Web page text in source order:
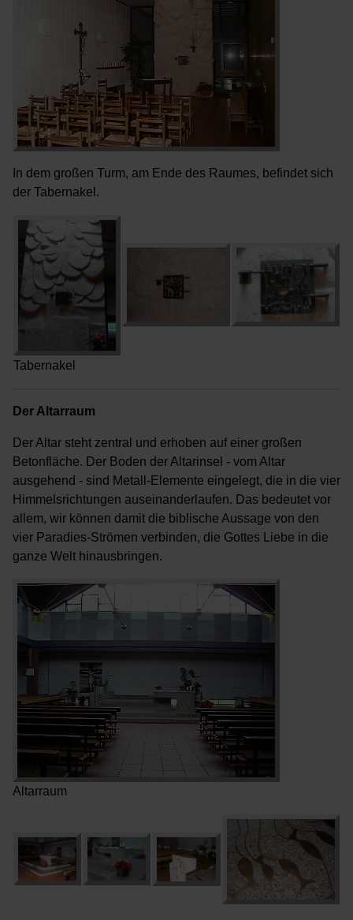
In dem großen Turm, am Ende des Raumes, befindet sich
der Tabernakel.
Tabernakel
Der Altarraum
Der Altar steht zentral und erhoben auf einer großen
Betonfläche. Der Boden der Altarinsel - vom Altar
ausgehend - sind Metall-Elemente eingelegt, die in die vier
Himmelsrichtungen auseinanderlaufen. Das bedeutet vor
allem, wir können damit die biblische Aussage von den
vier Paradies-Strömen verbinden, die Gottes Liebe in die
ganze Welt hinausbringen.
Altarraum